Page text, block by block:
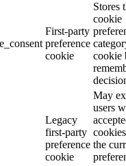
First-party
preference
cookie
Stores
cookie
cookie
Legacy
first-party
preference
cookie
May
users
the